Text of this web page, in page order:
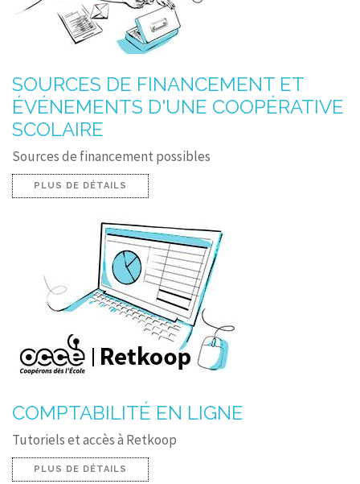
SOURCES DE FINANCEMENT ET
ÉVÉNEMENTS D'UNE COOPÉRATIVE
SCOLAIRE
Sources de financement possibles
PLUS DE DÉTAILS
COMPTABILITÉ EN LIGNE
Tutoriels et accès à Retkoop
PLUS DE DÉTAILS